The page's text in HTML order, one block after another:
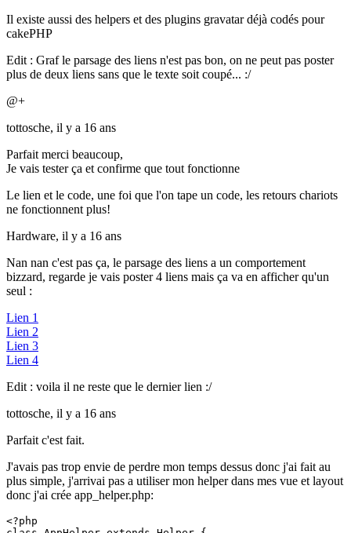
Il existe aussi des helpers et des plugins gravatar déjà codés pour
cakePHP
Edit : Graf le parsage des liens n'est pas bon, on ne peut pas poster
plus de deux liens sans que le texte soit coupé... :/
@+
tottosche, il y a 16 ans
Parfait merci beaucoup,
Je vais tester ça et confirme que tout fonctionne
Le lien et le code, une foi que l'on tape un code, les retours chariots
ne fonctionnent plus!
Hardware, il y a 16 ans
Nan nan c'est pas ça, le parsage des liens a un comportement
bizzard, regarde je vais poster 4 liens mais ça va en afficher qu'un
seul :
Lien 1
Lien 2
Lien 3
Lien 4
Edit : voila il ne reste que le dernier lien :/
tottosche, il y a 16 ans
Parfait c'est fait.
J'avais pas trop envie de perdre mon temps dessus donc j'ai fait au
plus simple, j'arrivai pas a utiliser mon helper dans mes vue et layout
donc j'ai crée app_helper.php:
<?php